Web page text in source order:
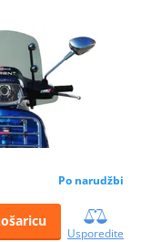
Po narudžbi
Usporedite